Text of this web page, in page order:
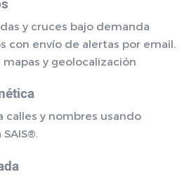
y cruces bajo demanda
con envío de alertas por email.
mapas y geolocalización
y nombres usando